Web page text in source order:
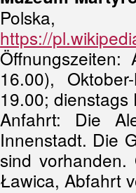
https://
Öffnungszeiten:
16.00),
19.00; dienstags
Anfahrt: Die
Innenstadt. Die
sind
Ławica, Abfahrt